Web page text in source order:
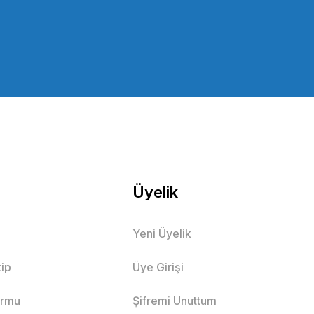
Üyelik
Yeni Üyelik
Üye Girişi
Şifremi Unuttum